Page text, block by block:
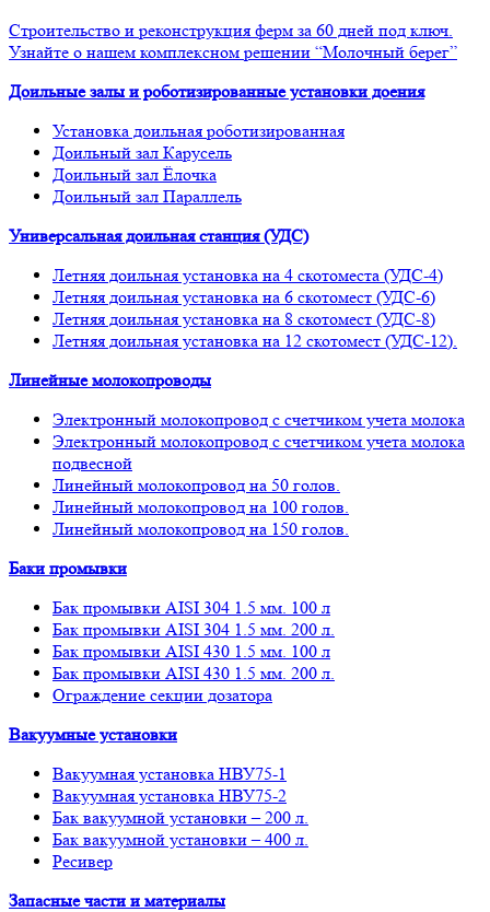
Строительство и реконструкция ферм за 60 дней под ключ.
Узнайте о нашем комплексном решении “Молочный берег”
Доильные залы и роботизированные установки доения
Установка доильная роботизированная
Доильный зал Карусель
Доильный зал Ёлочка
Доильный зал Параллель
Универсальная доильная станция (УДС)
Летняя доильная установка на 4 скотоместа (УДС-4)
Летняя доильная установка на 6 скотомест (УДС-6)
Летняя доильная установка на 8 скотомест (УДС-8)
Летняя доильная установка на 12 скотомест (УДС-12).
Линейные молокопроводы
Электронный молокопровод с счетчиком учета молока
Электронный молокопровод с счетчиком учета молока
подвесной
Линейный молокопровод на 50 голов.
Линейный молокопровод на 100 голов.
Линейный молокопровод на 150 голов.
Баки промывки
Бак промывки AISI 304 1.5 мм. 100 л
Бак промывки AISI 304 1.5 мм. 200 л.
Бак промывки AISI 430 1.5 мм. 100 л
Бак промывки AISI 430 1.5 мм. 200 л.
Ограждение секции дозатора
Вакуумные установки
Вакуумная установка НВУ75-1
Вакуумная установка НВУ75-2
Бак вакуумной установки – 200 л.
Бак вакуумной установки – 400 л.
Ресивер
Запасные части и материалы